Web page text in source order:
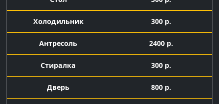
Холодильник 300 р.
Антресоль 2400 р.
Стиралка 300 р.
Дверь 800 р.